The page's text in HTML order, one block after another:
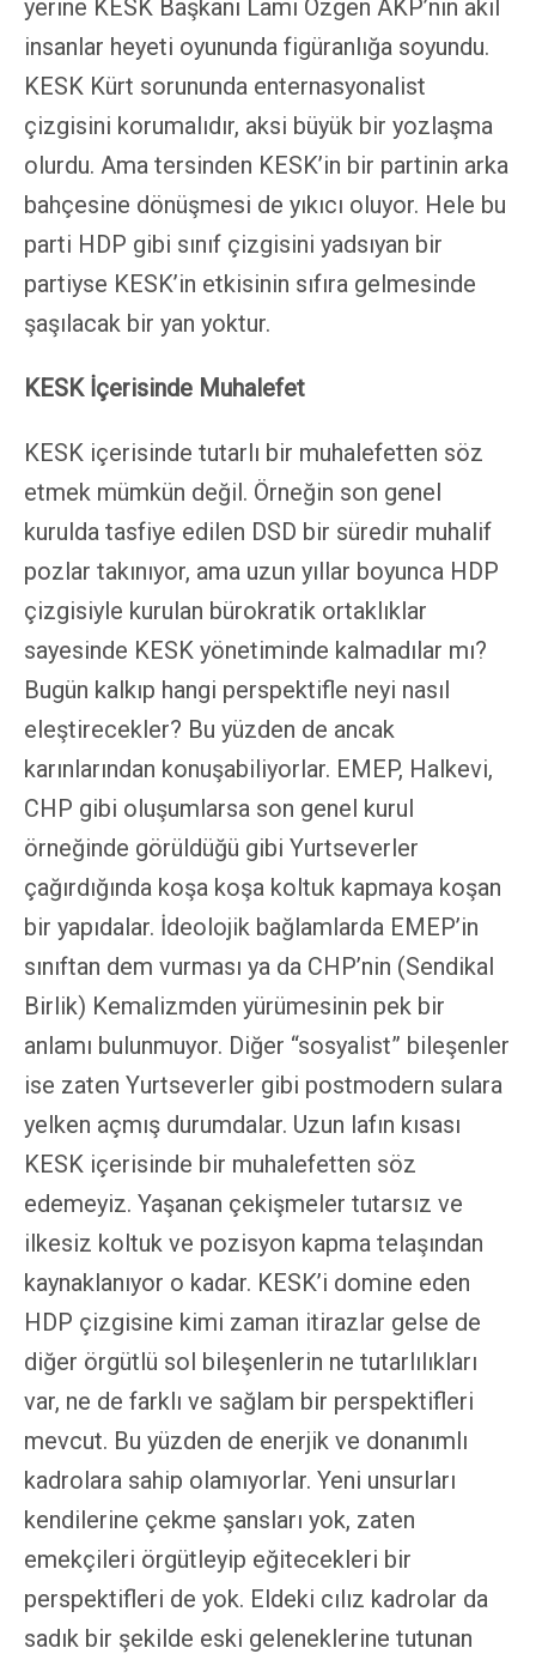
yerine KESK Başkanı Lami Özgen AKP’nin akil
insanlar heyeti oyununda figüranlığa soyundu.
KESK Kürt sorununda enternasyonalist
çizgisini korumalıdır, aksi büyük bir yozlaşma
olurdu. Ama tersinden KESK’in bir partinin arka
bahçesine dönüşmesi de yıkıcı oluyor. Hele bu
parti HDP gibi sınıf çizgisini yadsıyan bir
partiyse KESK’in etkisinin sıfıra gelmesinde
şaşılacak bir yan yoktur.
KESK İçerisinde Muhalefet
KESK içerisinde tutarlı bir muhalefetten söz
etmek mümkün değil. Örneğin son genel
kurulda tasfiye edilen DSD bir süredir muhalif
pozlar takınıyor, ama uzun yıllar boyunca HDP
çizgisiyle kurulan bürokratik ortaklıklar
sayesinde KESK yönetiminde kalmadılar mı?
Bugün kalkıp hangi perspektifle neyi nasıl
eleştirecekler? Bu yüzden de ancak
karınlarından konuşabiliyorlar. EMEP, Halkevi,
CHP gibi oluşumlarsa son genel kurul
örneğinde görüldüğü gibi Yurtseverler
çağırdığında koşa koşa koltuk kapmaya koşan
bir yapıdalar. İdeolojik bağlamlarda EMEP’in
sınıftan dem vurması ya da CHP’nin (Sendikal
Birlik) Kemalizmden yürümesinin pek bir
anlamı bulunmuyor. Diğer “sosyalist” bileşenler
ise zaten Yurtseverler gibi postmodern sulara
yelken açmış durumdalar. Uzun lafın kısası
KESK içerisinde bir muhalefetten söz
edemeyiz. Yaşanan çekişmeler tutarsız ve
ilkesiz koltuk ve pozisyon kapma telaşından
kaynaklanıyor o kadar. KESK’i domine eden
HDP çizgisine kimi zaman itirazlar gelse de
diğer örgütlü sol bileşenlerin ne tutarlılıkları
var, ne de farklı ve sağlam bir perspektifleri
mevcut. Bu yüzden de enerjik ve donanımlı
kadrolara sahip olamıyorlar. Yeni unsurları
kendilerine çekme şansları yok, zaten
emekçileri örgütleyip eğitecekleri bir
perspektifleri de yok. Eldeki cılız kadrolar da
sadık bir şekilde eski geleneklerine tutunan